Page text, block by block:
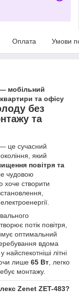
Оплата Умови
мобільний
та офісу
без
та
це сучасний
який
повітря та
чудовою
хоче створити
потік повітря,
оптимальний
вдома
літні
лише 65 Вт, легко
монтажу.
Zenet ZET-483?